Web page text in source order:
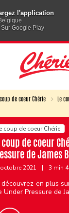
l'application
Sur Google Play
de coeur Chérie
Le
coup de coeur Chérie
coup de coeur
de James
2021 | 3 min
en plus
Under Pressure de